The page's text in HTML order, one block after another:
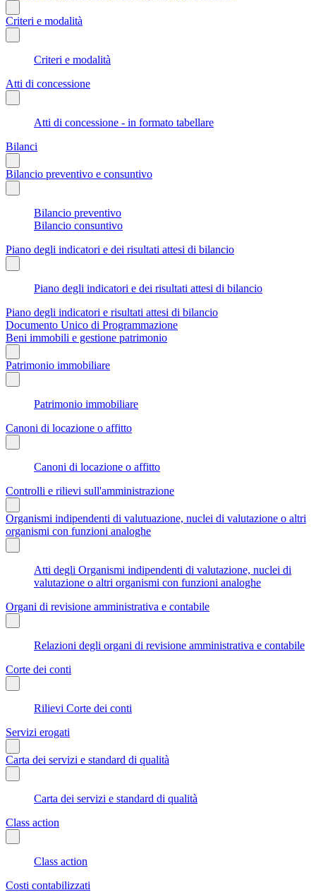
Criteri e modalità
Criteri e modalità
Atti di concessione
Atti di concessione - in formato tabellare
Bilanci
Bilancio preventivo e consuntivo
Bilancio preventivo
Bilancio consuntivo
Piano degli indicatori e dei risultati attesi di bilancio
Piano degli indicatori e dei risultati attesi di bilancio
Piano degli indicatori e risultati attesi di bilancio
Documento Unico di Programmazione
Beni immobili e gestione patrimonio
Patrimonio immobiliare
Patrimonio immobiliare
Canoni di locazione o affitto
Canoni di locazione o affitto
Controlli e rilievi sull'amministrazione
Organismi indipendenti di valutuazione, nuclei di valutazione o altri
organismi con funzioni analoghe
Atti degli Organismi indipendenti di valutazione, nuclei di
valutazione o altri organismi con funzioni analoghe
Organi di revisione amministrativa e contabile
Relazioni degli organi di revisione amministrativa e contabile
Corte dei conti
Rilievi Corte dei conti
Servizi erogati
Carta dei servizi e standard di qualità
Carta dei servizi e standard di qualità
Class action
Class action
Costi contabilizzati